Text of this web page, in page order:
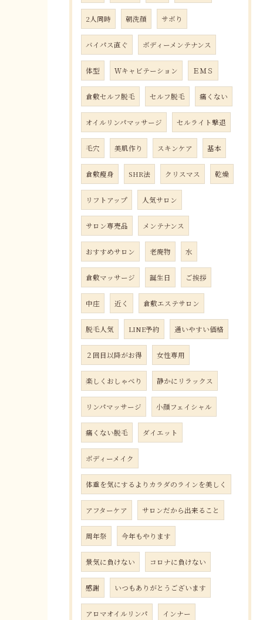
2人同時 朝洗顔 サボり
バイパス直ぐ ボディーメンテナンス
体型 Ｗキャビテーション ＥＭＳ
倉敷セルフ脱毛 セルフ脱毛 痛くない
オイルリンパマッサージ セルライト撃退
毛穴 美肌作り スキンケア 基本
倉敷瘦身 SHR法 クリスマス 乾燥
リフトアップ 人気サロン
サロン専売品 メンテナンス
おすすめサロン 老廃物 水
倉敷マッサージ 誕生日 ご挨拶
中庄 近く 倉敷エステサロン
脱毛人気 LINE予約 通いやすい価格
２回目以降がお得 女性専用
楽しくおしゃべり 静かにリラックス
リンパマッサージ 小顔フェイシャル
痛くない脱毛 ダイエット
ボディーメイク
体重を気にするよりカラダのラインを美しく
アフターケア サロンだから出来ること
周年祭 今年もやります
景気に負けない コロナに負けない
感謝 いつもありがとうございます
アロマオイルリンパ インナー